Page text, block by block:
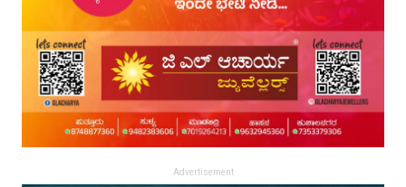
Advertisement